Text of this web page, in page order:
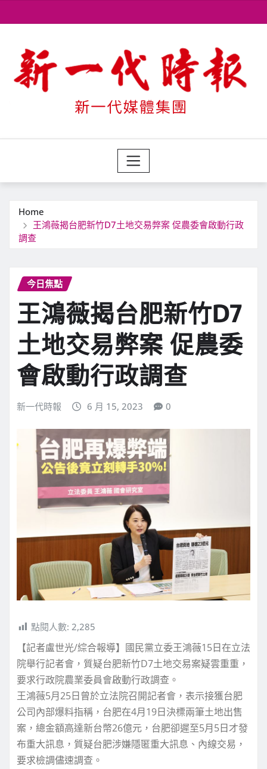
to
Home
王鴻薇揭台肥新竹D7土地交易弊案 促農委會啟動行政
調查
今日焦點
王鴻薇揭台肥新竹D7
土地交易弊案 促農委
會啟動行政調查
新一代時報 6 月 15, 2023 0
點閱人數: 2,285
【記者盧世光/綜合報導】國民黨立委王鴻薇15日在立法
院舉行記者會，質疑台肥新竹D7土地交易案疑雲重重，
要求行政院農業委員會啟動行政調查。
王鴻薇5月25日曾於立法院召開記者會，表示接獲台肥
公司內部爆料指稱，台肥在4月19日決標兩筆土地出售
案，總金額高達新台幣26億元，台肥卻遲至5月5日才發
布重大訊息，質疑台肥涉嫌隱匿重大訊息、內線交易，
要求檢調儘速調查。